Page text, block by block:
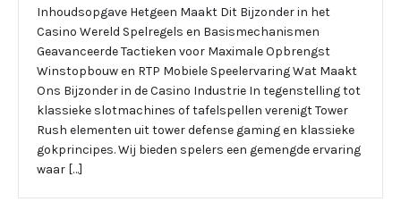
Inhoudsopgave Hetgeen Maakt Dit Bijzonder in het
Casino Wereld Spelregels en Basismechanismen
Geavanceerde Tactieken voor Maximale Opbrengst
Winstopbouw en RTP Mobiele Speelervaring Wat Maakt
Ons Bijzonder in de Casino Industrie In tegenstelling tot
klassieke slotmachines of tafelspellen verenigt Tower
Rush elementen uit tower defense gaming en klassieke
gokprincipes. Wij bieden spelers een gemengde ervaring
waar […]